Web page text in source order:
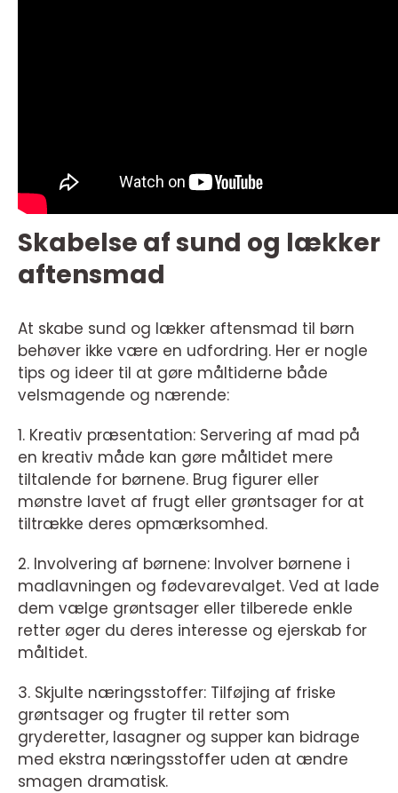
Skabelse af sund og lækker
aftensmad
At skabe sund og lækker aftensmad til børn
behøver ikke være en udfordring. Her er nogle
tips og ideer til at gøre måltiderne både
velsmagende og nærende:
1. Kreativ præsentation: Servering af mad på
en kreativ måde kan gøre måltidet mere
tiltalende for børnene. Brug figurer eller
mønstre lavet af frugt eller grøntsager for at
tiltrække deres opmærksomhed.
2. Involvering af børnene: Involver børnene i
madlavningen og fødevarevalget. Ved at lade
dem vælge grøntsager eller tilberede enkle
retter øger du deres interesse og ejerskab for
måltidet.
3. Skjulte næringsstoffer: Tilføjing af friske
grøntsager og frugter til retter som
gryderetter, lasagner og supper kan bidrage
med ekstra næringsstoffer uden at ændre
smagen dramatisk.